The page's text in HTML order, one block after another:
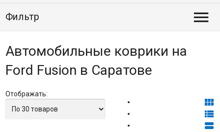
Фильтр 
Автомобильные коврики на
Ford Fusion в Саратове
Отображать:


